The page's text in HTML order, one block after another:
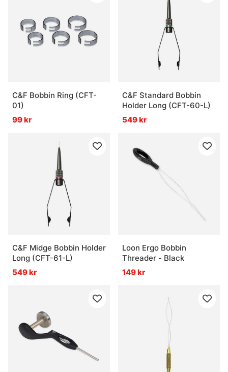
C&F Bobbin Ring (CFT-
01)
99 kr
C&F Standard Bobbin
Holder Long (CFT-60-L)
549 kr
C&F Midge Bobbin Holder
Long (CFT-61-L)
549 kr
Loon Ergo Bobbin
Threader - Black
149 kr